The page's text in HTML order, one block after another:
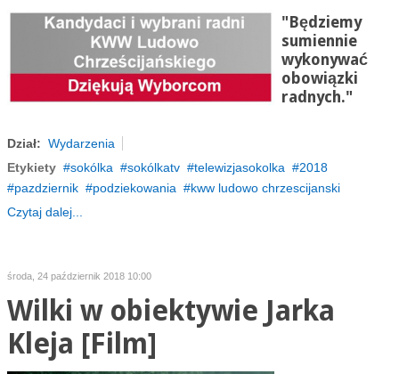
"Będziemy
sumiennie
wykonywać
obowiązki
radnych."
Dział: Wydarzenia
Etykiety
sokólka sokólkatv telewizjasokolka
2018
pazdziernik
podziekowania
kww ludowo chrzescijanski
Czytaj dalej...
środa, 24 październik 2018 10:00
Wilki w obiektywie Jarka
Kleja [Film]